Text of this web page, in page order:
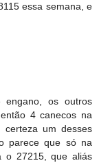
essa semana, e
os outros
4 canecos na
certeza um desses
parece que só na
o 27215, que aliás